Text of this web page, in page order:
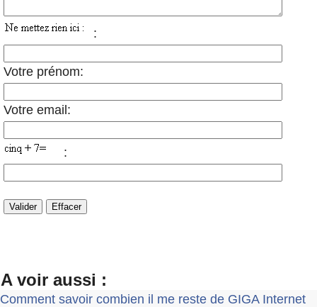
:
Votre prénom:
Votre email:
:
A voir aussi :
Comment savoir combien il me reste de GIGA Internet